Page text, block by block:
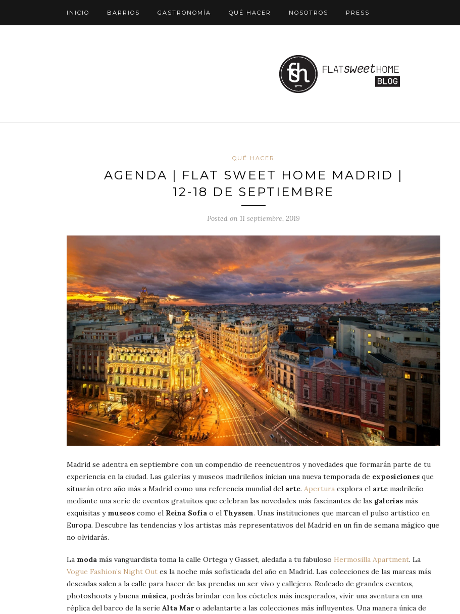
INICIO BARRIOS GASTRONOMÍA QUÉ HACER NOSOTROS PRESS
QUÉ HACER
AGENDA | FLAT SWEET HOME MADRID |
12-18 DE SEPTIEMBRE
Posted on 11 septiembre, 2019
Madrid se adentra en septiembre con un compendio de reencuentros y novedades que formarán parte de tu
experiencia en la ciudad. Las galerías y museos madrileños inician una nueva temporada de exposiciones que
situarán otro año más a Madrid como una referencia mundial del arte. Apertura explora el arte madrileño
mediante una serie de eventos gratuitos que celebran las novedades más fascinantes de las galerías más
exquisitas y museos como el Reina Sofía o el Thyssen. Unas instituciones que marcan el pulso artístico en
Europa. Descubre las tendencias y los artistas más representativos del Madrid en un fin de semana mágico que
no olvidarás.
La moda más vanguardista toma la calle Ortega y Gasset, aledaña a tu fabuloso Hermosilla Apartment. La
Vogue Fashion’s Night Out es la noche más sofisticada del año en Madrid. Las colecciones de las marcas más
deseadas salen a la calle para hacer de las prendas un ser vivo y callejero. Rodeado de grandes eventos,
photoshoots y buena música, podrás brindar con los cócteles más inesperados, vivir una aventura en una
réplica del barco de la serie Alta Maro adelantarte a las colecciones más influyentes. Una manera única de